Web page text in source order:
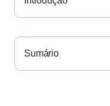
Sumário